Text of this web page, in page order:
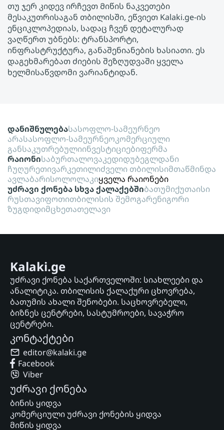
თუ ჯერ კიდევ ირჩევთ Მიწის ნაკვეთები
მესაკუთრისაგან თბილისში, ეწვიეთ Kalaki.ge-ის
ენციკლოპედიას, სადაც ჩვენ დეტალურად
ვაღწერთ უბნებს: ტრანსპორტი,
ინფრასტრუქტურა, განაშენიანების ხასიათი. ეს
დაგეხმარებათ ძიების შეზღუდვაში ყველა
ხელმისაწვდომი ვარიანტიდან.
დანიშნულებასასოფლო-სამეურნეო
არასასოფლო-სამეურნეოკომერციული
განსაკუთრებულიინვესტიციებიფერმა
რაიონისაბურთალოვაკედიდუბეგლდანი
ჩუღურეთივარკეთილიძველი თბილისიმთაწმინდა
ავლაბარისოლოლაკიყველა რაიონები
უძრავი ქონება სხვა ქალაქებშიბათუმიქუთაისი
რუსთავიფოთითბილისის შემოგარენიგორი
ზუგდიდიმცხეთათელავი
Kalaki.ge
უძრავი ქონება საქართველოში: სიახლეები და
ანალიტიკა. თბილისის ქალაქური ცხოვრება,
ბათუმის ახალი შენობები. საცხოვრებელი,
ბიზნეს ცენტრები, სასტუმროები, სავაჭრო
ცენტრები.
კონტაქტები
editor@kalaki.ge
Facebook
Viber
უძრავი ქონება
ბინის ყიდვა
კომერციული უძრავი ქონების ყიდვა
მიწის ყიდვა